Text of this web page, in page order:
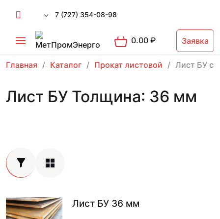
7 (727) 354-08-98
0.00₽ Заявка
Главная Каталог Прокат листовой Лист БУ
Лист БУ Толщина: 36 мм
Лист БУ 36 мм